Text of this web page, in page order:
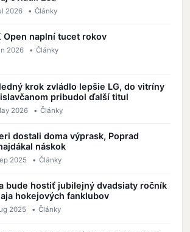
2026 • Články
Open naplní tucet rokov
2026 • Články
krok zvládlo lepšie LG, do vitríny
pribudol ďalší titul
2026 • Články
dostali doma výprask, Poprad
náskok
2025 • Články
bude hostiť jubilejný dvadsiaty ročník
hokejových fanklubov
2025 • Články